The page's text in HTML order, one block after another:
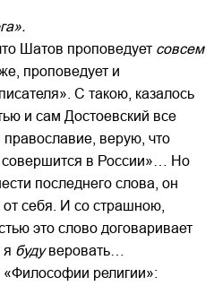
Шатов проповедует совсем
проповедует и
С такою, казалось
и сам Достоевский все
верую, что
в России»… Но
последнего слова, он
от себя. И со страшною,
это слово договаривает
я будуверовать…
«Философии религии»: